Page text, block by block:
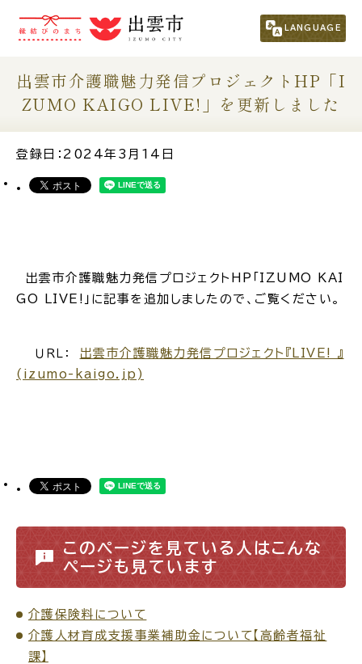
LANGUAGE
市民の方 （くらし・行政・議会）
事業者の方
新着情報一覧
ふるさと納税
妊娠・出産 子育て
入園・入学
出雲市介護職魅力発信プロジェクトHP「I
ZUMO KAIGO LIVE!」を更新しました
登録日：2024年3月14日
出雲市介護職魅力発信プロジェクトHP「IZUMO KAI
GO LIVE!」に記事を追加しましたので、ご覧ください。
ＵＲＬ：
出雲市介護職魅力発信プロジェクト『LIVE! 』
(izumo-kaigo.jp)
このページを見ている人はこんな
ページも見ています
介護保険料について
介護人材育成支援事業補助金について【高齢者福祉
課】